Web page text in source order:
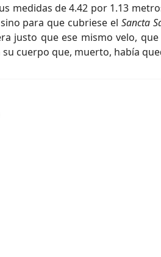
medidas de 4.42 por 1.13
para que cubriese el Sancta
justo que ese mismo velo,
cuerpo que, muerto, había